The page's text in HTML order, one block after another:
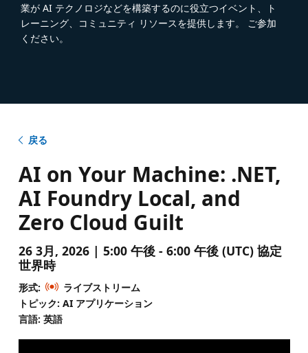
業が AI テクノロジなどを構築するのに役立つイベント、ト
レーニング、コミュニティ リソースを提供します。 ご参加
ください。
戻る
AI on Your Machine: .NET,
AI Foundry Local, and
Zero Cloud Guilt
26 3月, 2026 | 5:00 午後 - 6:00 午後 (UTC) 協定
世界時
形式:
ライブストリーム
トピック: AI アプリケーション
言語: 英語